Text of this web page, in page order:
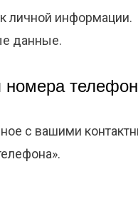
личной информации.
данные.
номера
с вашими